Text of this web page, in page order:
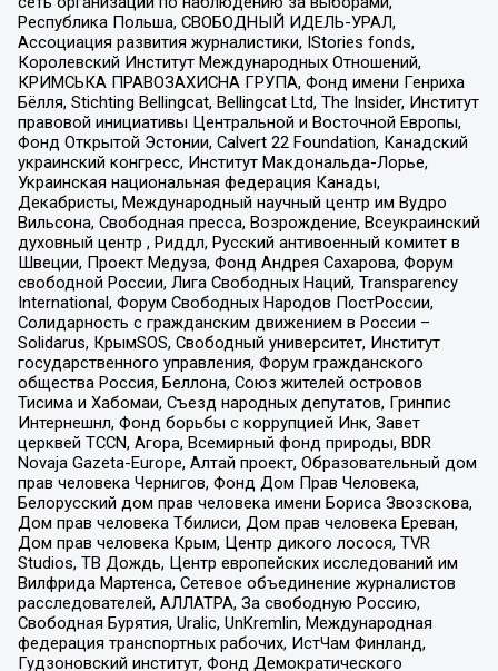
Республика Польша, СВОБОДНЫЙ ИДЕЛЬ-УРАЛ,
Ассоциация развития журналистики, IStories fonds,
Королевский Институт Международных Отношений,
КРИМСЬКА ПРАВОЗАХИСНА ГРУПА, Фонд имени Генриха
Бёлля, Stichting Bellingcat, Bellingcat Ltd, The Insider, Институт
правовой инициативы Центральной и Восточной Европы,
Фонд Открытой Эстонии, Calvert 22 Foundation, Канадский
украинский конгресс, Институт Макдональда-Лорье,
Украинская национальная федерация Канады,
Декабристы, Международный научный центр им Вудро
Вильсона, Свободная пресса, Возрождение, Всеукраинский
духовный центр , Риддл, Русский антивоенный комитет в
Швеции, Проект Медуза, Фонд Андрея Сахарова, Форум
свободной России, Лига Свободных Наций, Transparеncy
International, Форум Свободных Народов ПостРоссии,
Солидарность с гражданским движением в России –
Solidarus, КрымSOS, Свободный университет, Институт
государственного управления, Форум гражданского
общества Россия, Беллона, Союз жителей островов
Тисима и Хабомаи, Съезд народных депутатов, Гринпис
Интернешнл, Фонд борьбы с коррупцией Инк, Завет
церквей TCCN, Агора, Всемирный фонд природы, BDR
Novaja Gazeta-Europe, Алтай проект, Образовательный дом
прав человека Чернигов, Фонд Дом Прав Человека,
Белорусский дом прав человека имени Бориса Звозскова,
Дом прав человека Тбилиси, Дом прав человека Ереван,
Дом прав человека Крым, Центр дикого лосося, TVR
Studios, ТВ Дождь, Центр европейских исследований им
Вилфрида Мартенса, Сетевое объединение журналистов
расследователей, АЛЛАТРА, За свободную Россию,
Свободная Бурятия, Uralic, UnKremlin, Международная
федерация транспортных рабочих, ИстЧам Финланд,
Гудзоновский институт, Фонд Демократического